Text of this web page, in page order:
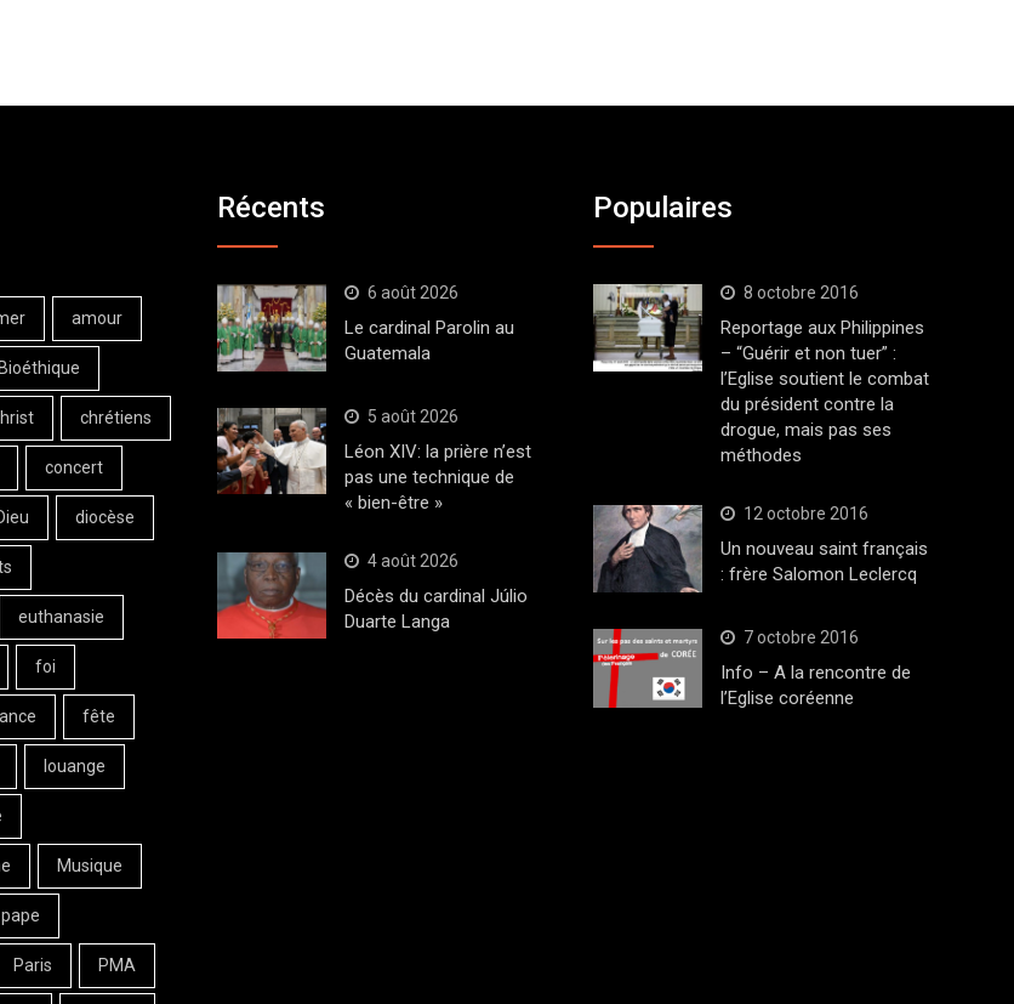
amour
Bioéthique
chrétiens
concert
diocèse
euthanasie
foi
fête
louange
Musique
pape
Paris PMA
Récents
6 août 2026
Le cardinal Parolin au
Guatemala
5 août 2026
Léon XIV: la prière n’est
pas une technique de
« bien-être »
4 août 2026
Décès du cardinal Júlio
Duarte Langa
Populaires
8 octobre 2016
Reportage aux Philippines
– “Guérir et non tuer” :
l’Eglise soutient le combat
du président contre la
drogue, mais pas ses
méthodes
12 octobre 2016
Un nouveau saint français
: frère Salomon Leclercq
7 octobre 2016
Info – A la rencontre de
l’Eglise coréenne